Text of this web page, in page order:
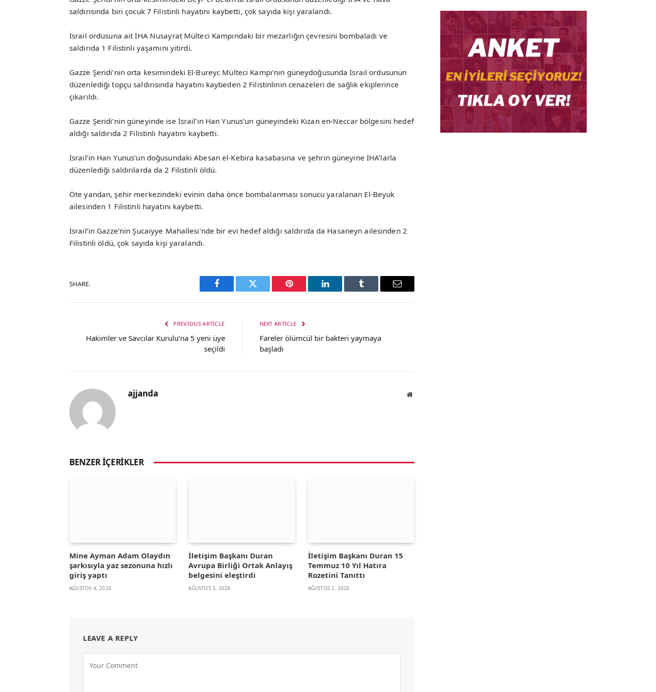
saldırısında biri çocuk 7 Filistinli hayatını kaybetti, çok sayıda kişi yaralandı.
İsrail ordusuna ait İHA Nusayrat Mülteci Kampındaki bir mezarlığın çevresini bombaladı ve
saldırıda 1 Filistinli yaşamını yitirdi.
Gazze Şeridi’nin orta kesimindeki El-Bureyc Mülteci Kampı’nın güneydoğusunda İsrail ordusunun
düzenlediği topçu saldırısında hayatını kaybeden 2 Filistinlinin cenazeleri de sağlık ekiplerince
çıkarıldı.
Gazze Şeridi’nin güneyinde ise İsrail’in Han Yunus’un güneyindeki Kizan en-Neccar bölgesini hedef
aldığı saldırıda 2 Filistinli hayatını kaybetti.
İsrail’in Han Yunus’un doğusundaki Abesan el-Kebira kasabasına ve şehrin güneyine İHA’larla
düzenlediği saldırılarda da 2 Filistinli öldü.
Öte yandan, şehir merkezindeki evinin daha önce bombalanması sonucu yaralanan El-Beyuk
ailesinden 1 Filistinli hayatını kaybetti.
İsrail’in Gazze’nin Şucaiyye Mahallesi’nde bir evi hedef aldığı saldırıda da Hasaneyn ailesinden 2
Filistinli öldü, çok sayıda kişi yaralandı.
SHARE.
Facebook Twitter Pinterest LinkedIn Tumblr Email
PREVIOUS ARTICLE
Hakimler ve Savcılar Kurulu’na 5 yeni üye
seçildi
NEXT ARTICLE
Fareler ölümcül bir bakteri yaymaya
başladı
ajjanda Website
BENZER İÇERIKLER
Mine Ayman Adam Olaydın
şarkısıyla yaz sezonuna hızlı
giriş yaptı
AĞUSTOS 4, 2026
İletişim Başkanı Duran
Avrupa Birliği Ortak Anlayış
belgesini eleştirdi
AĞUSTOS 3, 2026
İletişim Başkanı Duran 15
Temmuz 10 Yıl Hatıra
Rozetini Tanıttı
AĞUSTOS 2, 2026
LEAVE A REPLY